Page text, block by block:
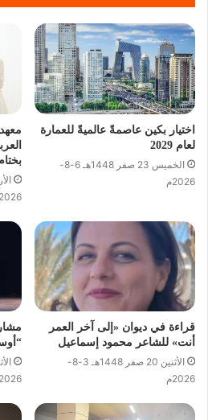
اختيار بكين عاصمةً عالميةً للعمارة
لعام 2029
الخميس 23 صفر 1448هـ 6-8-
2026م
2026م
قراءة في ديوان «إلى آخر العمر
أنت» للشاعر محمود إسماعيل
الأثنين 20 صفر 1448هـ 3-8-
2026م
2026م